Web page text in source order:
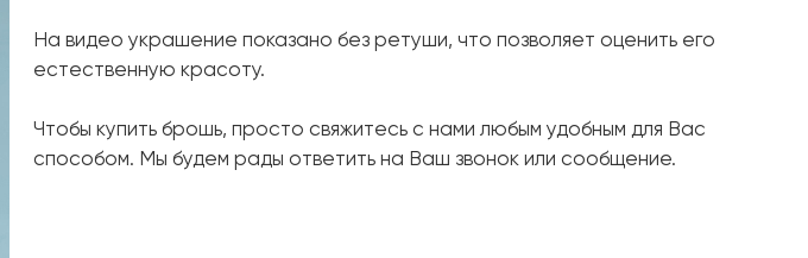
Аквамарин:
1 шт. 7.90 карат.
Форма огранки:
Бриллиант:
22 шт. 0.26 карат.
Форма огранки:
На видео украшение показано без ретуши, что позволяет оценить его
естественную красоту.
Чтобы купить брошь, просто свяжитесь с нами любым удобным для Вас
способом. Мы будем рады ответить на Ваш звонок или сообщение.